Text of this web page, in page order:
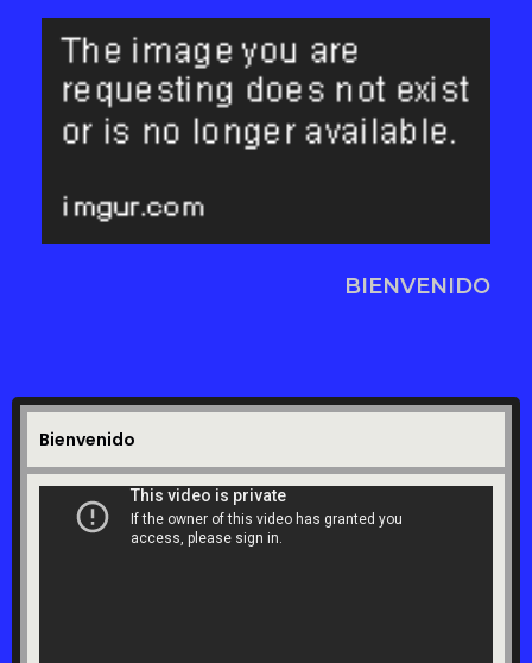
BIENVENIDO
Bienvenido